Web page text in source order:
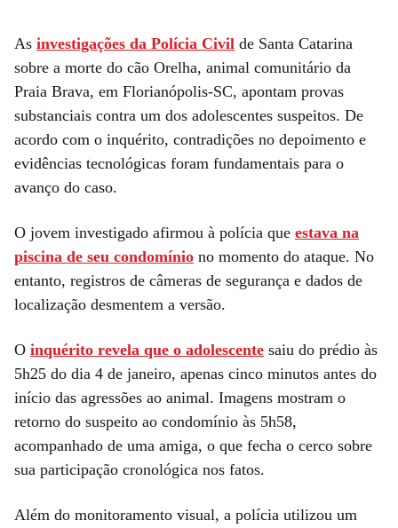
As investigações da Polícia Civil de Santa Catarina
sobre a morte do cão Orelha, animal comunitário da
Praia Brava, em Florianópolis-SC, apontam provas
substanciais contra um dos adolescentes suspeitos. De
acordo com o inquérito, contradições no depoimento e
evidências tecnológicas foram fundamentais para o
avanço do caso.
O jovem investigado afirmou à polícia que estava na
piscina de seu condomínio no momento do ataque. No
entanto, registros de câmeras de segurança e dados de
localização desmentem a versão.
O inquérito revela que o adolescente saiu do prédio às
5h25 do dia 4 de janeiro, apenas cinco minutos antes do
início das agressões ao animal. Imagens mostram o
retorno do suspeito ao condomínio às 5h58,
acompanhado de uma amiga, o que fecha o cerco sobre
sua participação cronológica nos fatos.
Além do monitoramento visual, a polícia utilizou um